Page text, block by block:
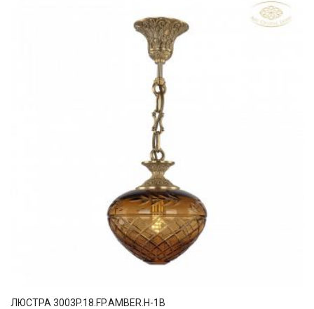
ЛЮСТРА 3003P.18.FP.AMBER.H-1B